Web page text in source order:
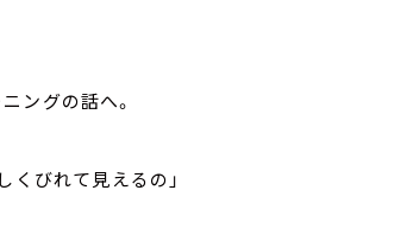
ングの話へ。
くびれて見えるの」